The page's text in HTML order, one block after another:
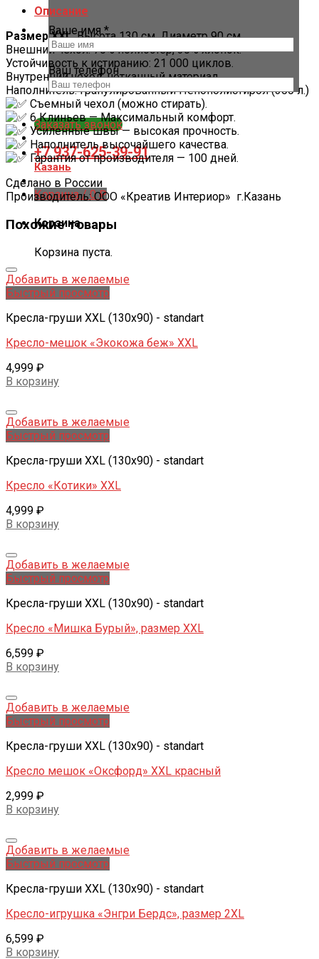
Ваше имя *
Ваш телефон
Заказать звонок
+7 937-625-39-91
Казань
Корзина /0₽
Корзина
Корзина пуста.
Описание
Размер XXL. Высота 130 см, Диаметр 90 см.
Внешний чехол: 70% полиэстер, 30% хлопок.
Устойчивость к истиранию: 21 000 циклов.
Внутренний чехол: нетканный материал.
Наполнитель: Гранулированный Пенополистирол (300 л.)
Съемный чехол (можно стирать).
6 Клиньев — Максимальный комфорт.
Усиленные швы — высокая прочность.
Наполнитель высочайшего качества.
Гарантия от производителя — 100 дней.
Сделано в России
Производитель: ООО «Креатив Интериор» г.Казань
Похожие товары
Добавить в желаемые
Быстрый просмотр
Кресла-груши XXL (130x90) - standart
Кресло-мешок «Экокожа беж» XXL
4,999 ₽
В корзину
Добавить в желаемые
Быстрый просмотр
Кресла-груши XXL (130x90) - standart
Кресло «Котики» XXL
4,999 ₽
В корзину
Добавить в желаемые
Быстрый просмотр
Кресла-груши XXL (130x90) - standart
Кресло «Мишка Бурый», размер XXL
6,599 ₽
В корзину
Добавить в желаемые
Быстрый просмотр
Кресла-груши XXL (130x90) - standart
Кресло мешок «Оксфорд» XXL красный
2,999 ₽
В корзину
Добавить в желаемые
Быстрый просмотр
Кресла-груши XXL (130x90) - standart
Кресло-игрушка «Энгри Бердс», размер 2XL
6,599 ₽
В корзину